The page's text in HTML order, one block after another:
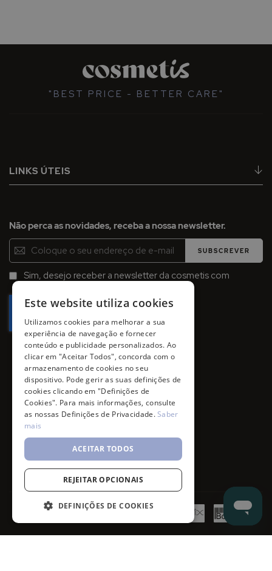
"BEST PRICE - BETTER CARE"
LINKS ÚTEIS
Não perca as novidades, receba a nossa newsletter.
Inscreva-
se
na
Newsletter:
SUBSCREVER
Sim, desejo receber a newsletter da cosmetis com
Este website utiliza cookies
Utilizamos cookies para melhorar a sua
experiência de navegação e fornecer
conteúdo e publicidade personalizados. Ao
clicar em "Aceitar Todos", concorda com o
armazenamento de cookies no seu
dispositivo. Pode gerir as suas definições de
cookies clicando em "Definições de
Cookies". Para mais informações, consulte
as nossas Definições de Privacidade.Saber
mais
ACEITAR TODOS
REJEITAR OPCIONAIS
DEFINIÇÕES DE COOKIES